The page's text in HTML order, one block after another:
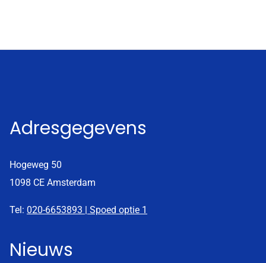
Adresgegevens
Hogeweg 50
1098 CE Amsterdam
Tel: 020-6653893 | Spoed optie 1
Nieuws